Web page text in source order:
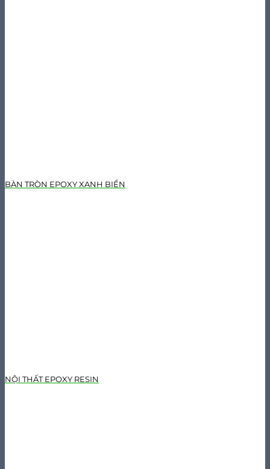
BÀN TRÒN EPOXY XANH BIỂN
NỘI THẤT EPOXY RESIN